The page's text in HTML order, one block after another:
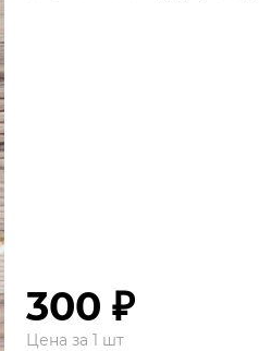
300 ₽
Цена за 1 шт